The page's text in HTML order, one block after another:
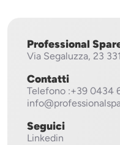
Professional
Via Segaluzza, 23
Contatti
Telefono :+39 0434
Seguici
Linkedin